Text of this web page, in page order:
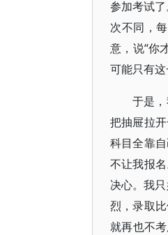
参加考试
次不同，
意，说“你
可能只有
于是
把抽屉拉
科目全靠
不让我报
决心。我
烈，录取
就再也不